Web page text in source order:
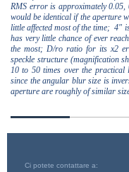
RMS error is approximately 0.05,
would be identical if the aperture
little affected most of the time; 4"
has very little chance of ever
the most; D/ro ratio for its x2
speckle structure (magnification
10 to 50 times over the practical
since the angular blur size is
aperture are roughly of similar
Ci potete contattare a: